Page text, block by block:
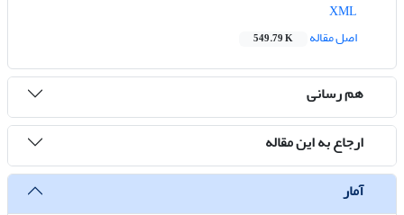
اصل مقاله
549.79 K
هم رسانی
ارجاع به این مقاله
آمار